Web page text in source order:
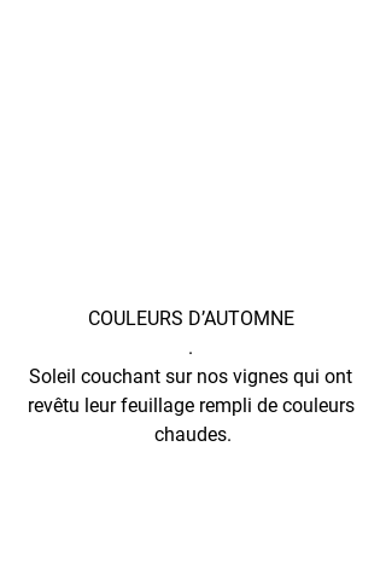
COULEURS D’AUTOMNE
.
Soleil couchant sur nos vignes qui ont
revêtu leur feuillage rempli de couleurs
chaudes.